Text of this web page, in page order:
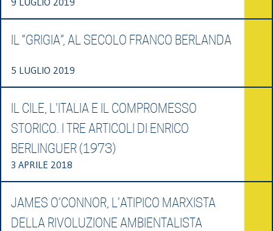
IL “GRIGIA”, AL SECOLO FRANCO BERLANDA
5 LUGLIO 2019
IL CILE, L'ITALIA E IL COMPROMESSO
STORICO. I TRE ARTICOLI DI ENRICO
BERLINGUER (1973)
3 APRILE 2018
JAMES O’CONNOR, L’ATIPICO MARXISTA
DELLA RIVOLUZIONE AMBIENTALISTA